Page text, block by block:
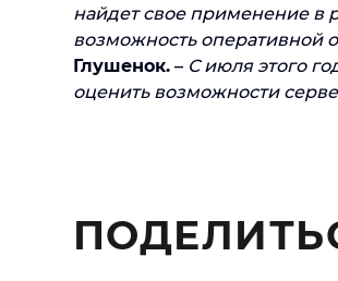
найдет свое применение в
возможность оперативной
Глушенок. – С июля этого
оценить возможности